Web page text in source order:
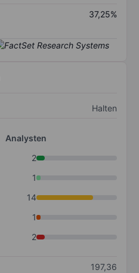
37,25%
Halten
Analysten
2
1
14
1
2
197,36